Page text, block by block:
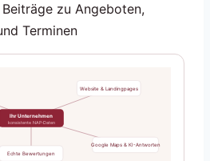
zu Angeboten,
Terminen
Ihr Unternehmen
konsistente NAP-Daten
Website & Landingpages
Echte Bewertungen
Google Maps & KI-Antworten